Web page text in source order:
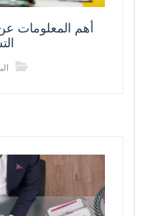
أهم المعلومات